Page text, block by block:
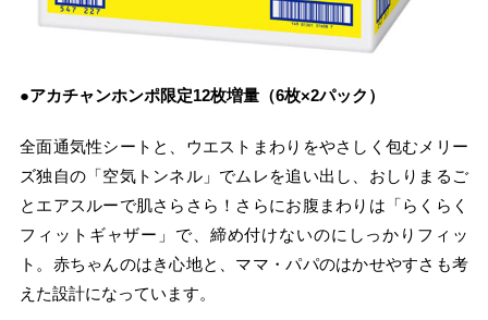
●アカチャンホンポ限定12枚増量（6枚×2パック）
全面通気性シートと、ウエストまわりをやさしく包むメリー
ズ独自の「空気トンネル」でムレを追い出し、おしりまるご
とエアスルーで肌さらさら！さらにお腹まわりは「らくらく
フィットギャザー」で、締め付けないのにしっかりフィッ
ト。赤ちゃんのはき心地と、ママ・パパのはかせやすさも考
えた設計になっています。